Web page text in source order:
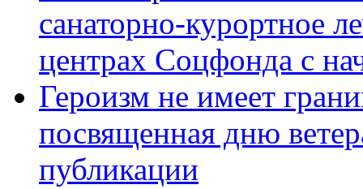
санаторно-курортное
центрах Соцфонда с
Героизм не имеет
посвященная дню
публикации